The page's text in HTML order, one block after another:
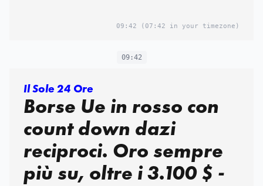
09:42 (07:42 in your timezone)
09:42
Il Sole 24 Ore
Borse Ue in rosso con
count down dazi
reciproci. Oro sempre
più su, oltre i 3.100 $ -